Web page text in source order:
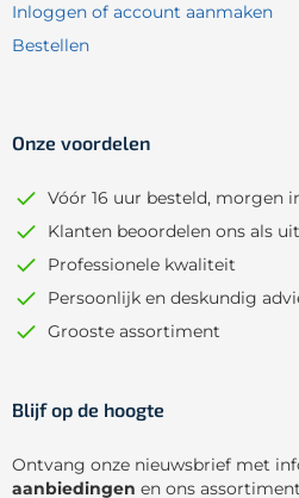
Inloggen of account aanmaken
Bestellen
Onze voordelen
Vóór 16 uur besteld, morgen
Klanten beoordelen ons als
Professionele kwaliteit
Persoonlijk en deskundig
Grooste assortiment
Blijf op de hoogte
Ontvang onze nieuwsbrief met
aanbiedingen en ons